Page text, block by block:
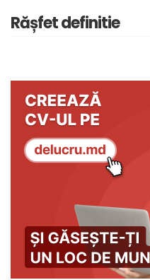
Rășfet definitie